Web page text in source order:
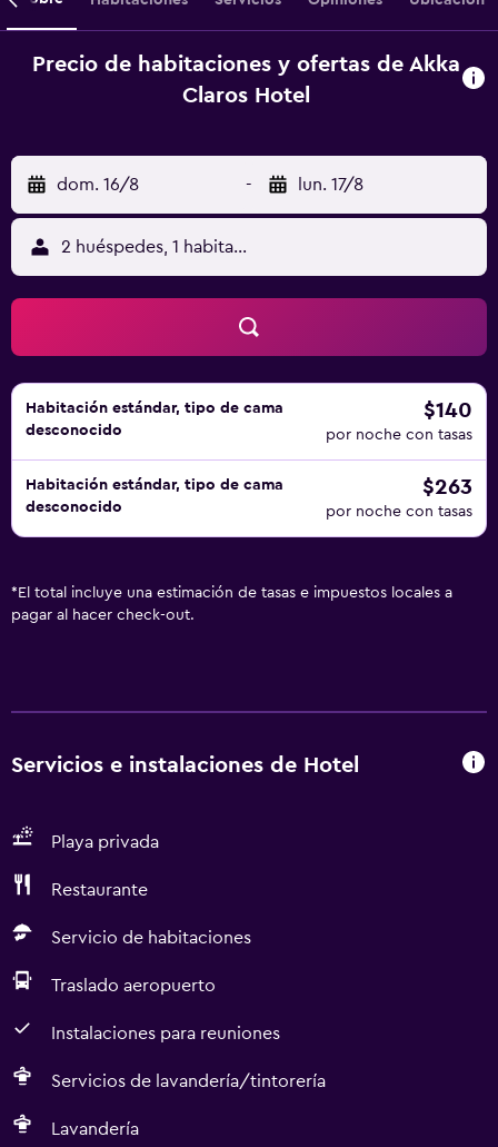
Precio de habitaciones y ofertas de Akka
Claros Hotel
dom. 16/8 - lun. 17/8
2 huéspedes, 1 habitación
Habitación estándar, tipo de cama
desconocido
$140
por noche con tasas
Habitación estándar, tipo de cama
desconocido
$263
por noche con tasas
* El total incluye una estimación de tasas e impuestos locales a
pagar al hacer check-out.
Servicios e instalaciones de Hotel
Playa privada
Restaurante
Servicio de habitaciones
Traslado aeropuerto
Instalaciones para reuniones
Servicios de lavandería/tintorería
Lavandería